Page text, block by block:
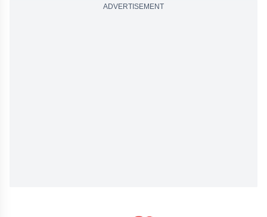
ADVERTISEMENT